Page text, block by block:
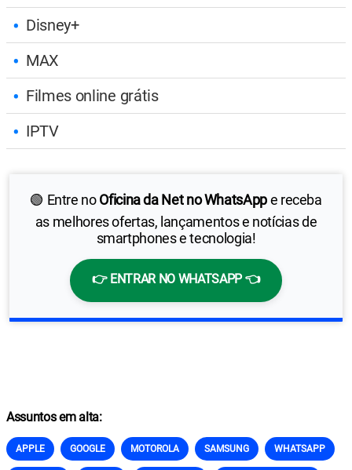
Disney+
MAX
Filmes online grátis
IPTV
🟢 Entre noOficina da Net no WhatsAppe receba
as melhores ofertas, lançamentos e notícias de
smartphones e tecnologia!
👉 ENTRAR NO WHATSAPP 👈
Assuntos em alta:
APPLE GOOGLE MOTOROLA SAMSUNG WHATSAPP